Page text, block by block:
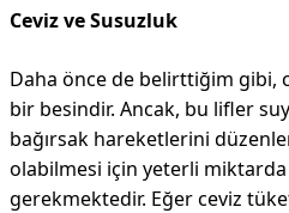
Ceviz ve Susuzluk
Daha önce de belirttiğim gibi,
bir besindir. Ancak, bu lifler
bağırsak hareketlerini
olabilmesi için yeterli
gerekmektedir. Eğer ceviz